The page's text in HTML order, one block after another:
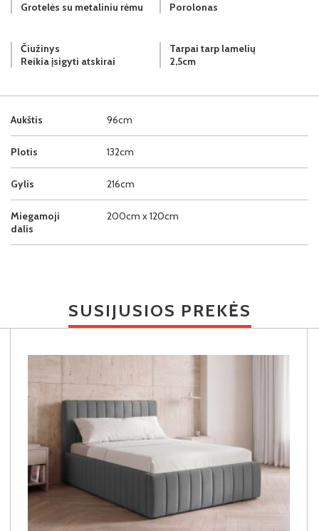
Aukštis 96cm
Plotis 132cm
Gylis 216cm
Miegamoji
dalis
200cm x 120cm
Grotelės su metaliniu rėmu
Porolonas
Čiužinys
Reikia įsigyti atskirai
Tarpai tarp lamelių
2,5cm
SUSIJUSIOS PREKĖS